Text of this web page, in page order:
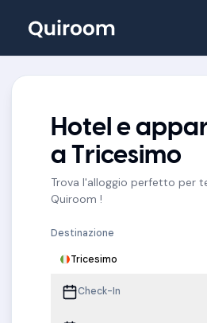
Hotel e
a Tricesimo
Trova l'alloggio perfetto per
Quiroom !
Destinazione
Tricesimo